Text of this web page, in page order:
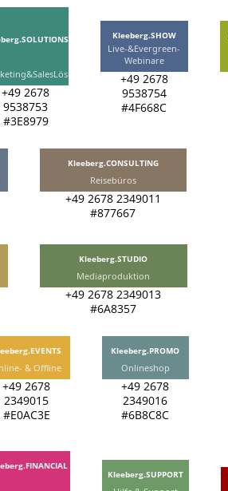
+49 2678
9538753
#3E8979
Kleeberg.SHOW
Live-&Evergreen-
Webinare
+49 2678
9538754
#4F668C
Kleeberg.CONSULTING
Reisebüros
+49 2678 2349011
#877667
Kleeberg.STUDIO
Mediaproduktion
+49 2678 2349013
#6A8357
& Offline
+49 2678
2349015
#E0AC3E
Kleeberg.PROMO
Onlineshop
+49 2678
2349016
#6B8C8C
Kleeberg.SUPPORT